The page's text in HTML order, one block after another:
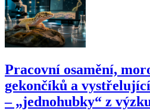
Pracovní osamění,
gekončíků a
–⁠ „jednohubky“ z